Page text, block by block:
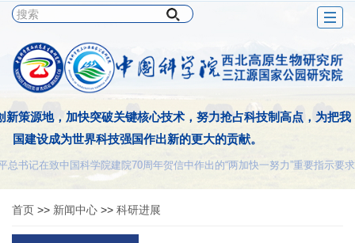
新策源地，加快突破关键核心技术，努力抢占科技制高点，为把我
国建设成为世界科技强国作出新的更大的贡献。
书记在致中国科学院建院70周年贺信中作出的“两加快一努力”重要指示要求
首页 >> 新闻中心 >> 科研进展